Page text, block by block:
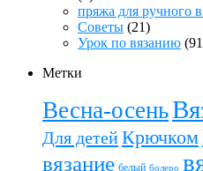
пряжа для ручного
Советы (21)
Урок по вязанию
Метки
Весна-осень
Для детейКрючком
вязание белый болеро